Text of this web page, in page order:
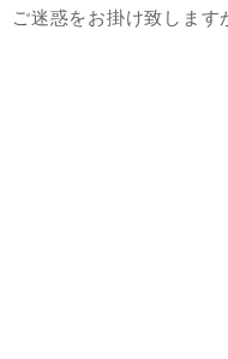
ご迷惑をお掛け致します